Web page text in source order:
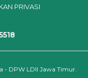
PRIVASI
- DPW LDII Jawa Timur.